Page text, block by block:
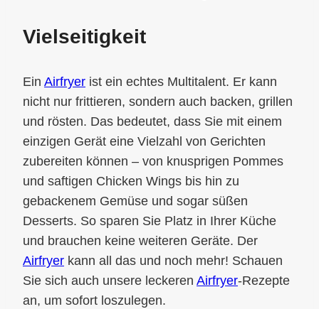
Vielseitigkeit
Ein Airfryer ist ein echtes Multitalent. Er kann
nicht nur frittieren, sondern auch backen, grillen
und rösten. Das bedeutet, dass Sie mit einem
einzigen Gerät eine Vielzahl von Gerichten
zubereiten können – von knusprigen Pommes
und saftigen Chicken Wings bis hin zu
gebackenem Gemüse und sogar süßen
Desserts. So sparen Sie Platz in Ihrer Küche
und brauchen keine weiteren Geräte. Der
Airfryer kann all das und noch mehr! Schauen
Sie sich auch unsere leckeren Airfryer-Rezepte
an, um sofort loszulegen.